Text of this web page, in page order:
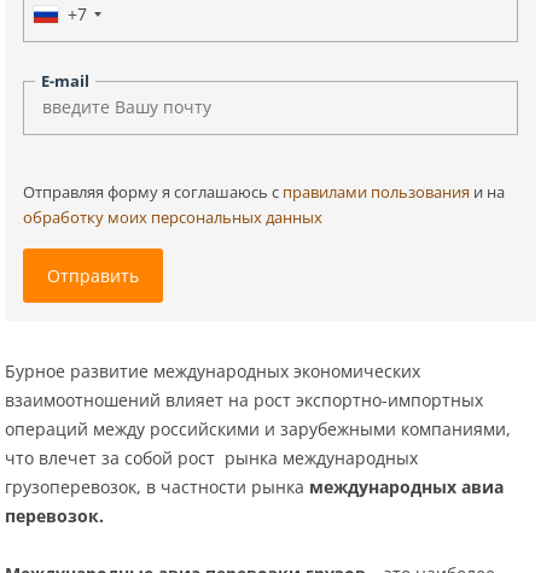
+7
E-mail
Отправляя форму я соглашаюсь c правилами пользования и на
обработку моих персональных данных
Отправить
Бурное развитие международных экономических
взаимоотношений влияет на рост экспортно-импортных
операций между российскими и зарубежными компаниями,
что влечет за собой рост рынка международных
грузоперевозок, в частности рынка международных авиа
перевозок.